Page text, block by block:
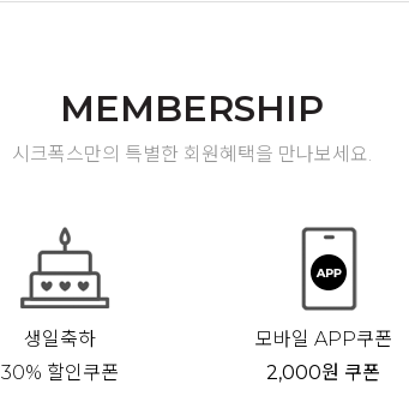
MEMBERSHIP
시크폭스만의 특별한 회원혜택을 만나보세요.
생일축하
30% 할인쿠폰
모바일 APP쿠폰
2,000원 쿠폰